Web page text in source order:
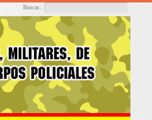
Buscar...